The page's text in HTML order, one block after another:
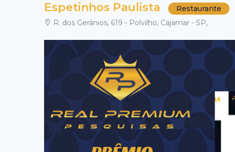
Espetinhos Paulista
Restaurante
R. dos Gerânios, 619 - Polvilho, Cajamar - SP,